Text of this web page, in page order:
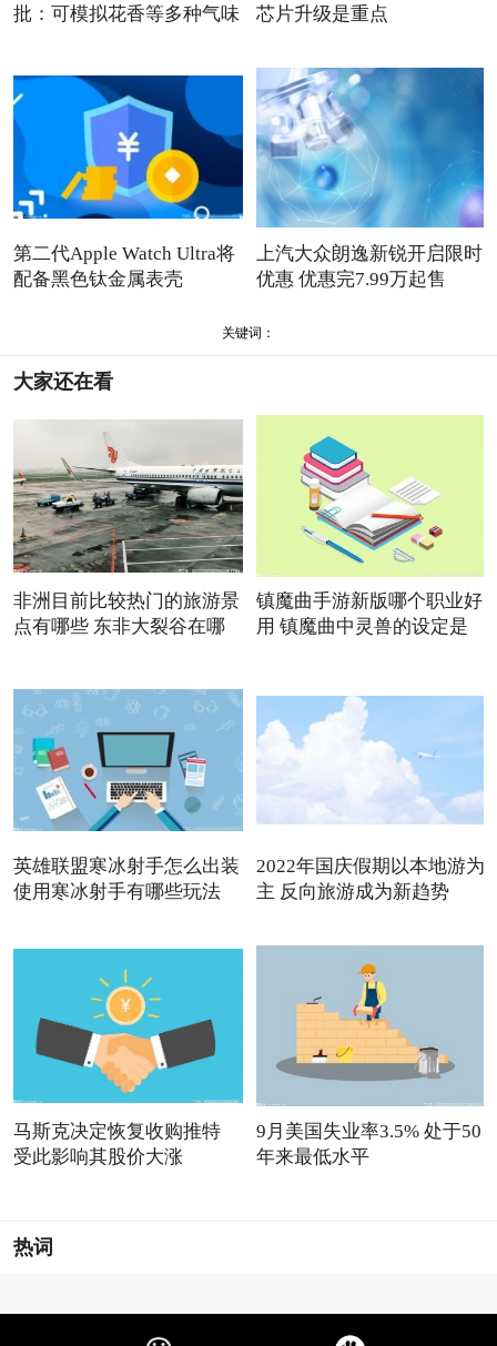
批：可模拟花香等多种气味
芯片升级是重点
第二代Apple Watch Ultra将
配备黑色钛金属表壳
上汽大众朗逸新锐开启限时
优惠 优惠完7.99万起售
关键词：
大家还在看
非洲目前比较热门的旅游景
点有哪些 东非大裂谷在哪
镇魔曲手游新版哪个职业好
用 镇魔曲中灵兽的设定是
英雄联盟寒冰射手怎么出装
使用寒冰射手有哪些玩法
2022年国庆假期以本地游为
主 反向旅游成为新趋势
马斯克决定恢复收购推特
受此影响其股价大涨
9月美国失业率3.5% 处于50
年来最低水平
热词